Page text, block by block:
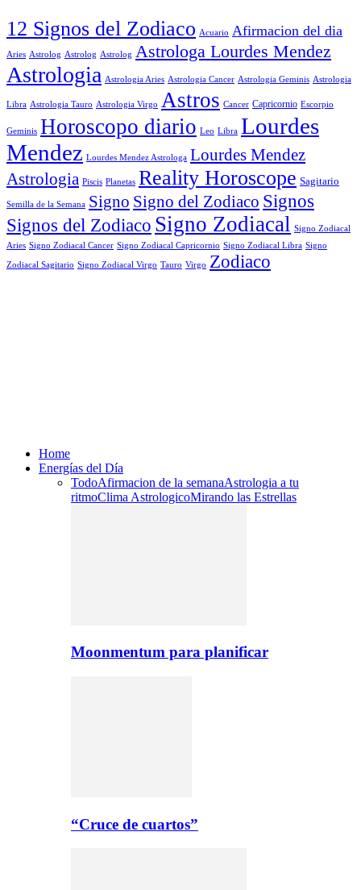
12 Signos del Zodiaco Acuario Afirmacion del dia
Aries Astrolog Astrolog Astrolog Astrologa Lourdes Mendez
Astrologia Astrologia Aries Astrologia Cancer Astrologia Geminis Astrologia
Libra Astrologia Tauro Astrologia Virgo Astros Cancer Capricornio Escorpio
Geminis Horoscopo diario Leo Libra Lourdes
Mendez Lourdes Mendez Astrologa Lourdes Mendez
Astrologia Piscis Planetas Reality Horoscope Sagitario
Semilla de la Semana Signo Signo del Zodiaco Signos
Signos del Zodiaco Signo Zodiacal Signo Zodiacal
Aries Signo Zodiacal Cancer Signo Zodiacal Capricornio Signo Zodiacal Libra Signo
Zodiacal Sagitario Signo Zodiacal Virgo Tauro Virgo Zodiaco
Home
Energías del Día
TodoAfirmacion de la semanaAstrologia a tu
ritmoClima AstrologicoMirando las Estrellas
Moonmentum para planificar
“Cruce de cuartos”